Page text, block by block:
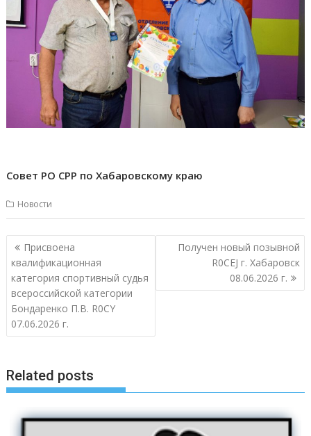
Совет РО СРР по Хабаровскому краю
Новости
Навигация
по
записям
Присвоена
квалификационная
категория спортивный судья
всероссийской категории
Бондаренко П.В. R0CY
07.06.2026 г.
Получен новый позывной
R0CEJ г. Хабаровск
08.06.2026 г.
Related posts